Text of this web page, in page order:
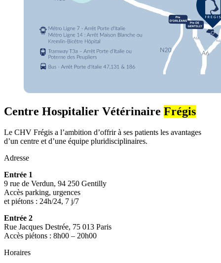
Centre Hospitalier Vétérinaire Frégis
Le CHV Frégis a l’ambition d’offrir à ses patients les avantages
d’un centre et d’une équipe pluridisciplinaires.
Adresse
Entrée 1
9 rue de Verdun, 94 250 Gentilly
Accès parking, urgences
et piétons : 24h/24, 7 j/7
Entrée 2
Rue Jacques Destrée, 75 013 Paris
Accès piétons : 8h00 – 20h00
Horaires